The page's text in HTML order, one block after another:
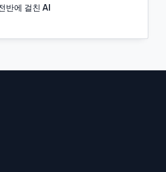
반에 걸친 AI